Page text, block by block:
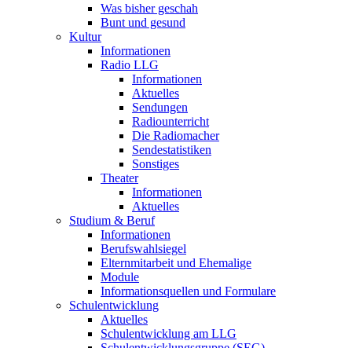
Was bisher geschah
Bunt und gesund
Kultur
Informationen
Radio LLG
Informationen
Aktuelles
Sendungen
Radiounterricht
Die Radiomacher
Sendestatistiken
Sonstiges
Theater
Informationen
Aktuelles
Studium & Beruf
Informationen
Berufswahlsiegel
Elternmitarbeit und Ehemalige
Module
Informationsquellen und Formulare
Schulentwicklung
Aktuelles
Schulentwicklung am LLG